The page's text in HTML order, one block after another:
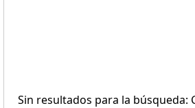
Sin resultados para la búsqueda: